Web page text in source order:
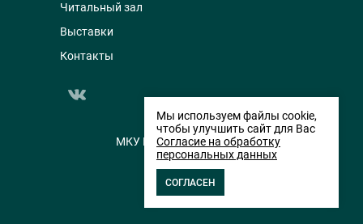
Читальный зал
Выставки
Контакты
МКУ НТГИА © 2014-2026
Мы используем файлы cookie,
чтобы улучшить сайт для Вас
Согласие на обработку
персональных данных
СОГЛАСЕН